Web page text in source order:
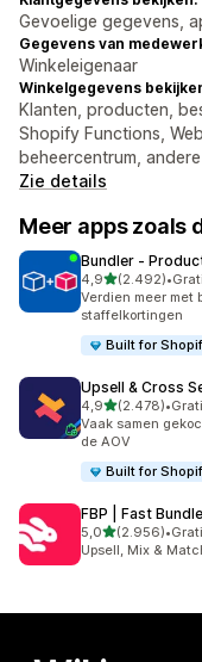
Gevoelige gegevens,
Gegevens van
Winkeleigenaar
Winkelgegevens
Klanten, producten,
Shopify Functions,
beheercentrum,
Zie details
Meer apps zoals
Bundler ‑
4,9van 5 sterren
(2.492)
2492 recensies in
•
Verdien meer met
staffelkortingen
Built for
Upsell & Cross
4,9van 5 sterren
(2.478)
2478 recensies in
•
Vaak samen
de AOV
Built for
FBP | Fast
5,0van 5 sterren
(2.956)
2956 recensies in
•
Upsell, Mix &